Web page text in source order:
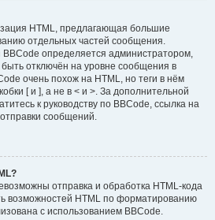
HTML, предлагающая большие
отдельных частей сообщения.
BBCode определяется администратором,
отключён на уровне сообщения в
очень похож на HTML, но теги в нём
[ и ], а не в < и >. За дополнительной
к руководству по BBCode, ссылка на
сообщений.
отправка и обработка HTML-кода
возможностей HTML по форматированию
с использованием BBCode.